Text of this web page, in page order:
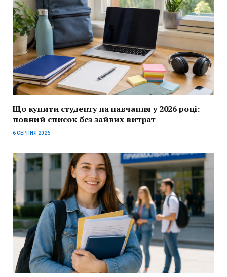
Що купити студенту на навчання у 2026 році:
повний список без зайвих витрат
6 СЕРПНЯ 2026